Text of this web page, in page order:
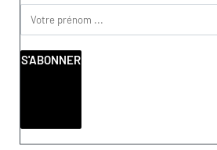
S'ABONNER